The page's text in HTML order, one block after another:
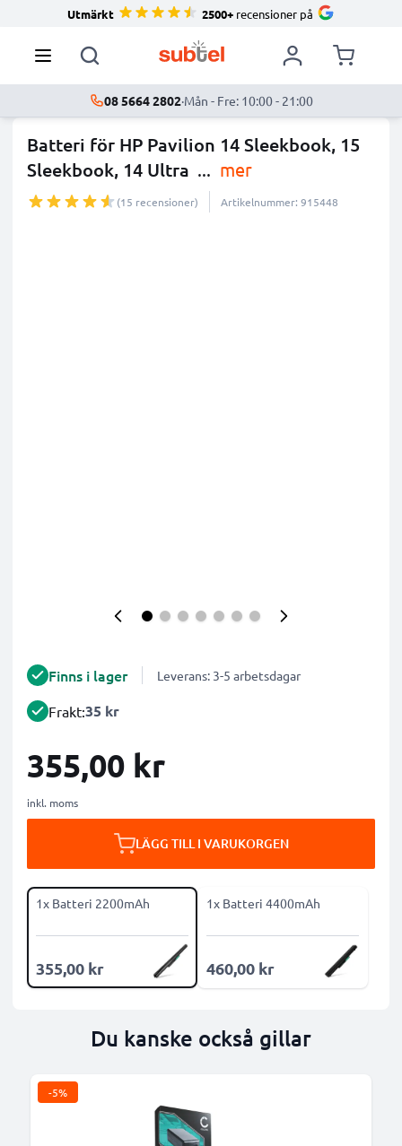
Utmärkt 2500+ recensioner på
08 5664 2802·Mån - Fre: 10:00 - 21:00
Batteri för HP Pavilion 14 Sleekbook, 15
Sleekbook, 14 Ultra ... mer
(15 recensioner) Artikelnummer: 915448
Finns i lager Leverans: 3-5 arbetsdagar
Frakt:35 kr
355,00 kr
inkl. moms
LÄGG TILL I VARUKORGEN
1x Batteri 2200mAh
355,00 kr
1x Batteri 4400mAh
460,00 kr
Du kanske också gillar
-5%